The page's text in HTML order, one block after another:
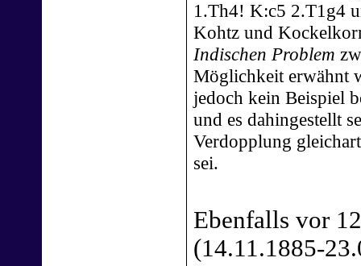
1.Th4! K:c5 2.T1g4
Kohtz und
Indischen Problem
Möglichkeit erwähnt
jedoch kein Beispiel
und es dahingestellt
Verdopplung
sei.
Ebenfalls vor
(14.11.1885-